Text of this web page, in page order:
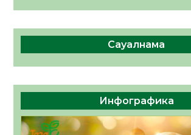
Сауалнама
Инфографика